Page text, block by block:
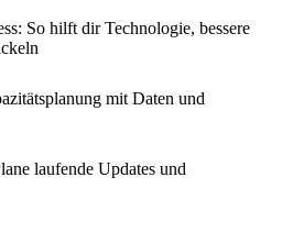
So hilft dir Technologie, bessere
mit Daten und
laufende Updates und